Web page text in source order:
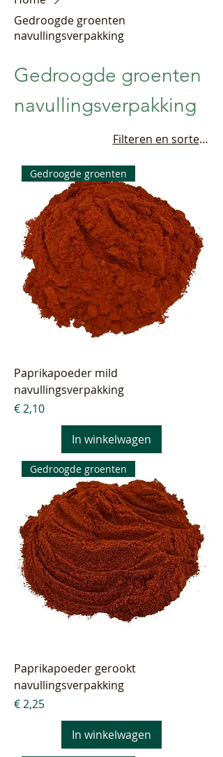
Gedroogde groenten
navullingsverpakking
Gedroogde groenten
navullingsverpakking
Filteren en sorteren
Gedroogde groenten
Paprikapoeder mild
navullingsverpakking
Prijs
€ 2,10
In winkelwagen
Gedroogde groenten
Paprikapoeder gerookt
navullingsverpakking
Prijs
€ 2,25
In winkelwagen